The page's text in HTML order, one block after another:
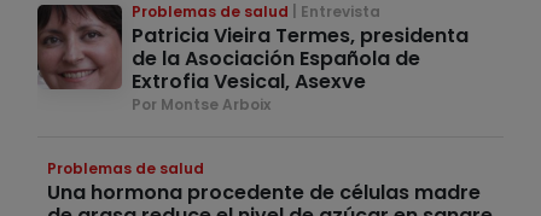
Problemas de salud Entrevista
Patricia Vieira Termes, presidenta
de la Asociación Española de
Extrofia Vesical, Asexve
Por Montse Arboix
Problemas de salud
Una hormona procedente de células madre